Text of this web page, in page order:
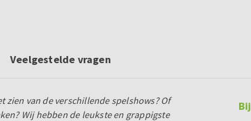
Veelgestelde vragen
van de verschillende spelshows? Of
Wij hebben de leukste en grappigste